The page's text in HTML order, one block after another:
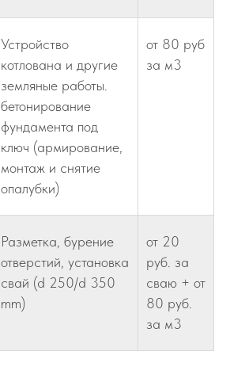
Устройство
котлована и другие
земляные работы.
бетонирование
фундамента под
ключ (армирование,
монтаж и снятие
опалубки)
от 80 руб
за м3
Разметка, бурение
отверстий, установка
свай (d 250/d 350
mm)
от 20
руб. за
сваю + от
80 руб.
за м3